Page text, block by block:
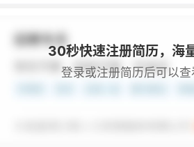
30秒快速注册简历，海
登录或注册简历后可以